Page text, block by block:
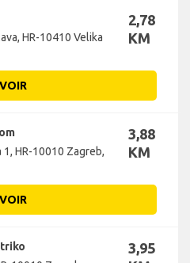
HR-10410 Velika
2,78
KM
VOIR
HR-10010 Zagreb,
3,88
KM
VOIR
3,95